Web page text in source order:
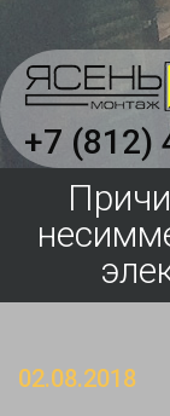
+7 (812)
02.08.2018